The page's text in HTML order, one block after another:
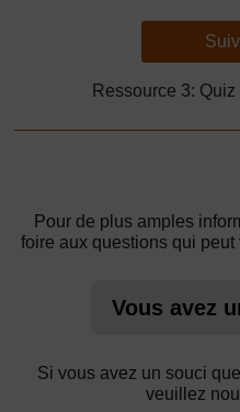
Ressource 3:
Pour de plus amples
foire aux questions qui
Vous avez
Si vous avez un souci
veuillez